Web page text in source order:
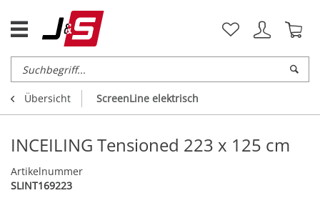
Übersicht ScreenLine elektrisch
INCEILING Tensioned 223 x 125 cm
Artikelnummer
SLINT169223